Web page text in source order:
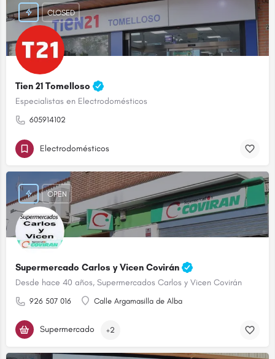
Tien 21 Tomelloso
Especialistas en Electrodomésticos
605914102
CLOSED
Electrodomésticos
Supermercado Carlos y Vicen Covirán
Desde hace 40 años, Supermercados Carlos y Vicen Covirán
926 507 016 Calle Argamasilla de Alba
OPEN
Supermercado +2